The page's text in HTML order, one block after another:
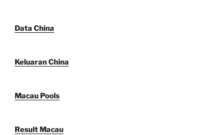
Data China
Keluaran China
Macau Pools
Result Macau